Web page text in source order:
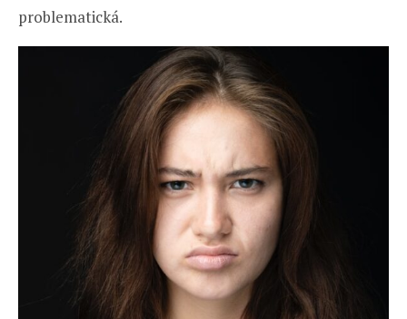
problematická.